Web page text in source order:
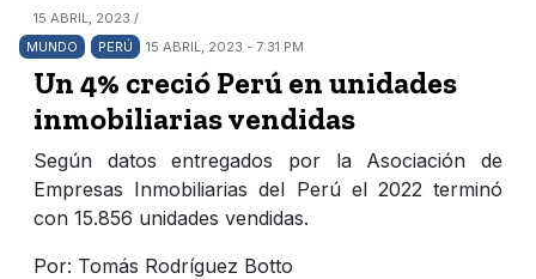
15 ABRIL, 2023 /
MUNDO
PERÚ 15 ABRIL, 2023 - 7:31 PM
Un 4% creció Perú en unidades
inmobiliarias vendidas
Según datos entregados por la Asociación de
Empresas Inmobiliarias del Perú el 2022 terminó
con 15.856 unidades vendidas.
Por: Tomás Rodríguez Botto